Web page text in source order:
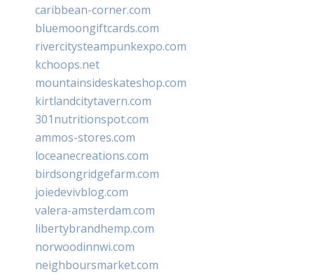
caribbean-corner.com
bluemoongiftcards.com
rivercitysteampunkexpo.com
kchoops.net
mountainsideskateshop.com
kirtlandcitytavern.com
301nutritionspot.com
ammos-stores.com
loceanecreations.com
birdsongridgefarm.com
joiedevivblog.com
valera-amsterdam.com
libertybrandhemp.com
norwoodinnwi.com
neighboursmarket.com